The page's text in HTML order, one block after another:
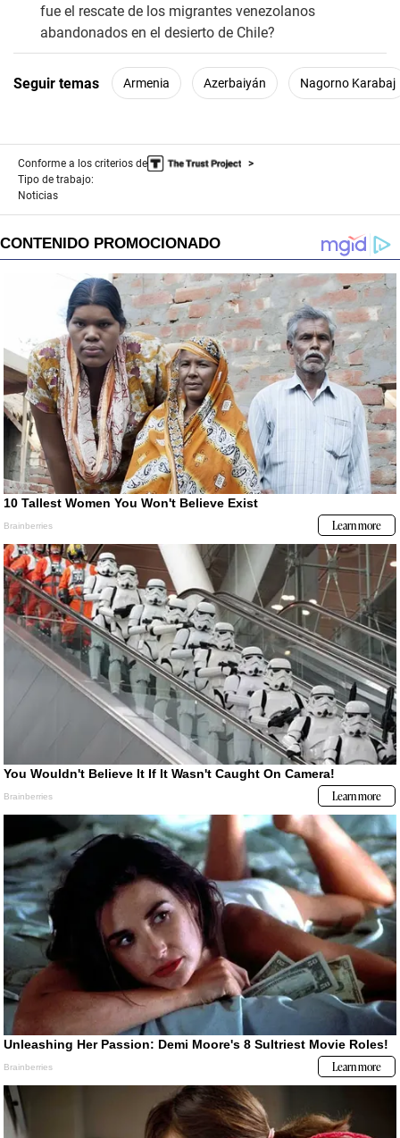
fue el rescate de los migrantes venezolanos
abandonados en el desierto de Chile?
Seguir temas Armenia Azerbaiyán Nagorno Karabaj
Conforme a los criterios de
Tipo de trabajo:
Noticias